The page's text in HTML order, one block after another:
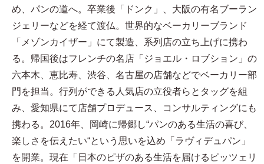
め、パンの道へ。卒業後「ドンク」、大阪の有名ブーラン
ジェリーなどを経て渡仏。世界的なベーカリーブランド
「メゾンカイザー」にて製造、系列店の立ち上げに携わ
る。帰国後はフレンチの名店「ジョエル・ロブション」の
六本木、恵比寿、渋谷、名古屋の店舗などでベーカリー部
門を担当。行列ができる人気店の立役者らとタッグを組
み、愛知県にて店舗プロデュース、コンサルティングにも
携わる。2016年、岡崎に帰郷し“パンのある生活の喜び、
楽しさを伝えたい“という思いを込め「ラヴィデュパン」
を開業。現在「日本のピザのある生活を届けるピッツェリ